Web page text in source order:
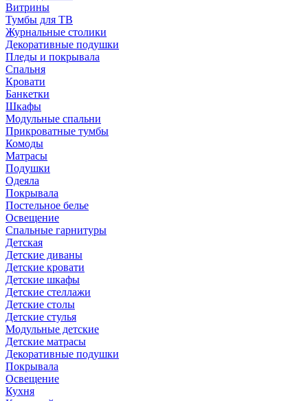
Витрины
Тумбы для ТВ
Журнальные столики
Декоративные подушки
Пледы и покрывала
Спальня
Кровати
Банкетки
Шкафы
Модульные спальни
Прикроватные тумбы
Комоды
Матрасы
Подушки
Одеяла
Покрывала
Постельное белье
Освещение
Спальные гарнитуры
Детская
Детские диваны
Детские кровати
Детские шкафы
Детские стеллажи
Детские столы
Детские стулья
Модульные детские
Детские матрасы
Декоративные подушки
Покрывала
Освещение
Кухня